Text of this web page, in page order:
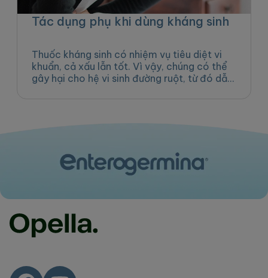
Tác dụng phụ khi dùng kháng sinh
Thuốc kháng sinh có nhiệm vụ tiêu diệt vi
khuẩn, cả xấu lẫn tốt. Vì vậy, chúng có thể
gây hại cho hệ vi sinh đường ruột, từ đó dẫn